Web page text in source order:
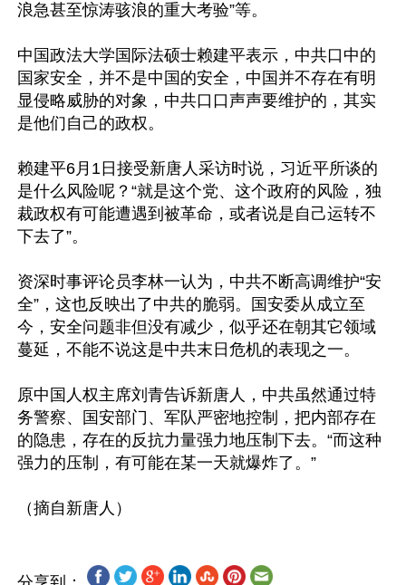
浪急甚至惊涛骇浪的重大考验”等。
中国政法大学国际法硕士赖建平表示，中共口中的
国家安全，并不是中国的安全，中国并不存在有明
显侵略威胁的对象，中共口口声声要维护的，其实
是他们自己的政权。
赖建平6月1日接受新唐人采访时说，习近平所谈的
是什么风险呢？“就是这个党、这个政府的风险，独
裁政权有可能遭遇到被革命，或者说是自己运转不
下去了”。
资深时事评论员李林一认为，中共不断高调维护“安
全”，这也反映出了中共的脆弱。国安委从成立至
今，安全问题非但没有减少，似乎还在朝其它领域
蔓延，不能不说这是中共末日危机的表现之一。
原中国人权主席刘青告诉新唐人，中共虽然通过特
务警察、国安部门、军队严密地控制，把内部存在
的隐患，存在的反抗力量强力地压制下去。“而这种
强力的压制，有可能在某一天就爆炸了。”